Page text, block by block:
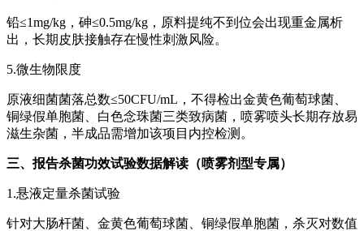
铅≤1mg/kg，砷≤0.5mg/kg，原料提纯不到位会出现重金属析
出，长期皮肤接触存在慢性刺激风险。
5.微生物限度
原液细菌菌落总数≤50CFU/mL，不得检出金黄色葡萄球菌、
铜绿假单胞菌、白色念珠菌三类致病菌，喷雾喷头长期存放易
滋生杂菌，半成品需增加该项目内控检测。
三、报告杀菌功效试验数据解读（喷雾剂型专属）
1.悬液定量杀菌试验
针对大肠杆菌、金黄色葡萄球菌、铜绿假单胞菌，杀灭对数值